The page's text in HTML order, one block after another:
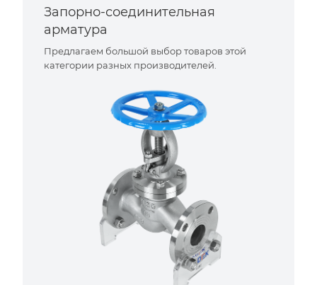
Запорно-соединительная
арматура
Предлагаем большой выбор товаров этой
категории разных производителей.